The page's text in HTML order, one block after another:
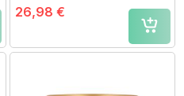
26,98 €